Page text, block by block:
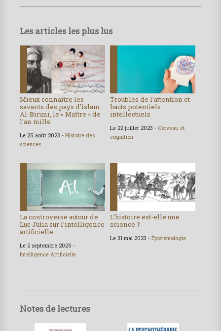
Les articles les plus lus
Mieux connaître les
savants des pays d’islam :
Al-Biruni, le « Maître » de
l’an mille
Le 25 août 2023 - Histoire des
sciences
Troubles de l’attention et
hauts potentiels
intellectuels
Le 22 juillet 2023 - Cerveau et
cognition
La controverse autour de
Luc Julia sur l’intelligence
artificielle
Le 2 septembre 2025 -
Intelligence Artificielle
L’histoire est-elle une
science ?
Le 31 mai 2023 - Épistémologie
Notes de lectures